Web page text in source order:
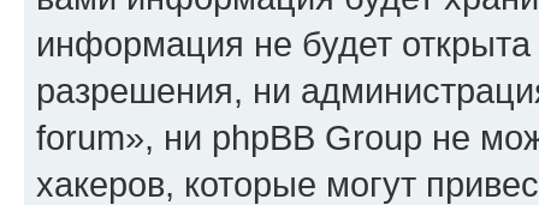
информация не будет
разрешения, ни
forum», ни phpBB Group не
хакеров, которые могут